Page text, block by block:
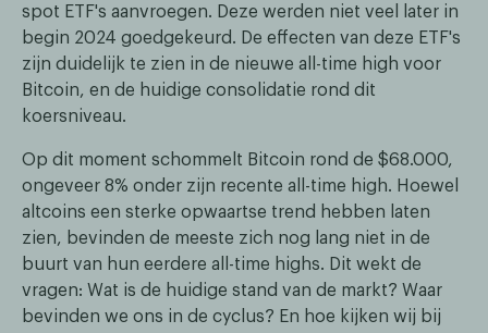
spot ETF's aanvroegen. Deze werden niet veel later in
begin 2024 goedgekeurd. De effecten van deze ETF's
zijn duidelijk te zien in de nieuwe all-time high voor
Bitcoin, en de huidige consolidatie rond dit
koersniveau.
Op dit moment schommelt Bitcoin rond de $68.000,
ongeveer 8% onder zijn recente all-time high. Hoewel
altcoins een sterke opwaartse trend hebben laten
zien, bevinden de meeste zich nog lang niet in de
buurt van hun eerdere all-time highs. Dit wekt de
vragen: Wat is de huidige stand van de markt? Waar
bevinden we ons in de cyclus? En hoe kijken wij bij